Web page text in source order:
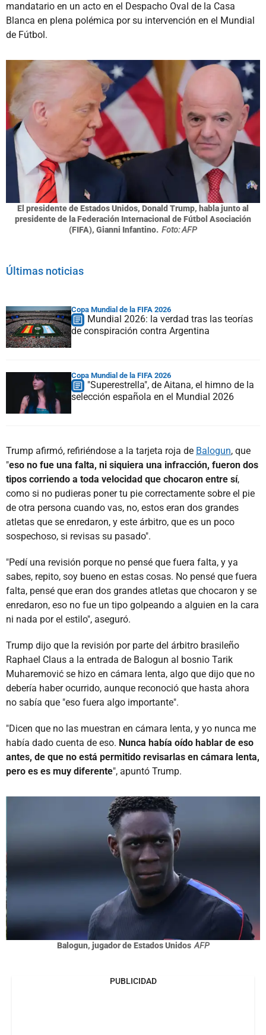
mandatario en un acto en el Despacho Oval de la Casa
Blanca en plena polémica por su intervención en el Mundial
de Fútbol.
El presidente de Estados Unidos, Donald Trump, habla junto al
presidente de la Federación Internacional de Fútbol Asociación
(FIFA), Gianni Infantino. Foto: AFP
Últimas noticias
Copa Mundial de la FIFA 2026
Mundial 2026: la verdad tras las teorías
de conspiración contra Argentina
Copa Mundial de la FIFA 2026
"Superestrella", de Aitana, el himno de la
selección española en el Mundial 2026
Trump afirmó, refiriéndose a la tarjeta roja de Balogun, que
"eso no fue una falta, ni siquiera una infracción, fueron dos
tipos corriendo a toda velocidad que chocaron entre sí,
como si no pudieras poner tu pie correctamente sobre el pie
de otra persona cuando vas, no, estos eran dos grandes
atletas que se enredaron, y este árbitro, que es un poco
sospechoso, si revisas su pasado".
"Pedí una revisión porque no pensé que fuera falta, y ya
sabes, repito, soy bueno en estas cosas. No pensé que fuera
falta, pensé que eran dos grandes atletas que chocaron y se
enredaron, eso no fue un tipo golpeando a alguien en la cara
ni nada por el estilo", aseguró.
Trump dijo que la revisión por parte del árbitro brasileño
Raphael Claus a la entrada de Balogun al bosnio Tarik
Muharemović se hizo en cámara lenta, algo que dijo que no
debería haber ocurrido, aunque reconoció que hasta ahora
no sabía que "eso fuera algo importante".
"Dicen que no las muestran en cámara lenta, y yo nunca me
había dado cuenta de eso. Nunca había oído hablar de eso
antes, de que no está permitido revisarlas en cámara lenta,
pero es es muy diferente", apuntó Trump.
Balogun, jugador de Estados Unidos AFP
PUBLICIDAD